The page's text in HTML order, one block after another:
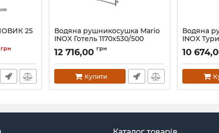
25
грн
Водяна рушникосушка Mario
INOX Готель 1170х530/500
Артикул:1.8.044543.P-ST
12 716,00 грн
Купити
Водяна
INOX
Артикул:
10